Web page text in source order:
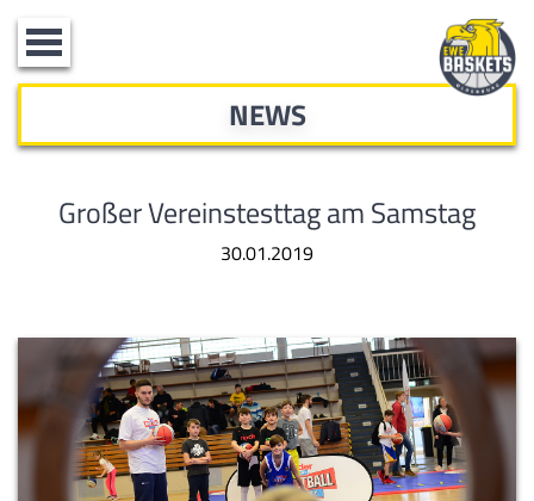
Toggle
navigation
NEWS
Großer Vereinstesttag am Samstag
30.01.2019